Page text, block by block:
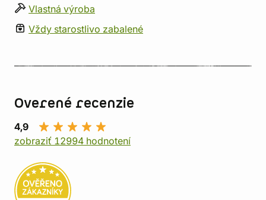
Vlastná výroba
Vždy starostlivo zabalené
Overené recenzie
4,9
zobraziť 12994 hodnotení